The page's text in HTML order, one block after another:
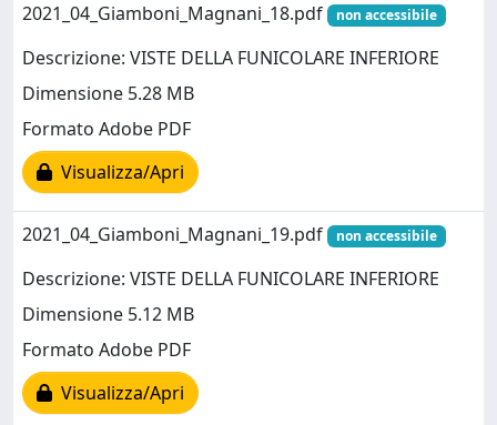
2021_04_Giamboni_Magnani_18.pdf non accessibile
Descrizione: VISTE DELLA FUNICOLARE INFERIORE
Dimensione 5.28 MB
Formato Adobe PDF
Visualizza/Apri
2021_04_Giamboni_Magnani_19.pdf non accessibile
Descrizione: VISTE DELLA FUNICOLARE INFERIORE
Dimensione 5.12 MB
Formato Adobe PDF
Visualizza/Apri